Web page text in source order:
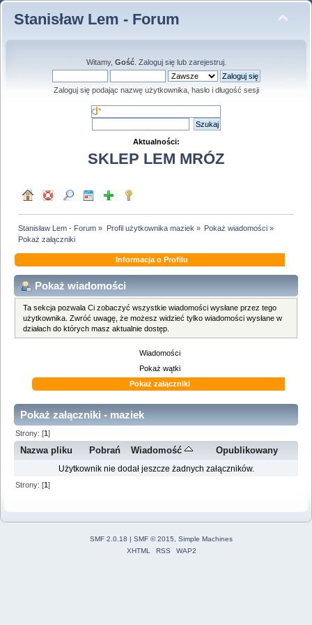
Stanisław Lem - Forum
Witamy, Gość. Zaloguj sięlub zarejestruj.
Zaloguj się podając nazwę użytkownika, hasło i długość sesji
Aktualności:
SKLEP LEM MRÓZ
Stanisław Lem - Forum » Profil użytkownika maziek » Pokaż wiadomości»
Pokaż załączniki
Informacja o Profilu
Pokaż wiadomości
Ta sekcja pozwala Ci zobaczyć wszystkie wiadomości wysłane przez tego
użytkownika. Zwróć uwagę, że możesz widzieć tylko wiadomości wysłane w
działach do których masz aktualnie dostęp.
Wiadomości
Pokaż wątki
Pokaż załączniki
Pokaż załączniki - maziek
Strony: [1]
Nazwa pliku Pobrań Wiadomość Opublikowany
Użytkownik nie dodał jeszcze żadnych załączników.
Strony: [1]
SMF 2.0.18 | SMF © 2015
Simple Machines
XHTML
RSS WAP2